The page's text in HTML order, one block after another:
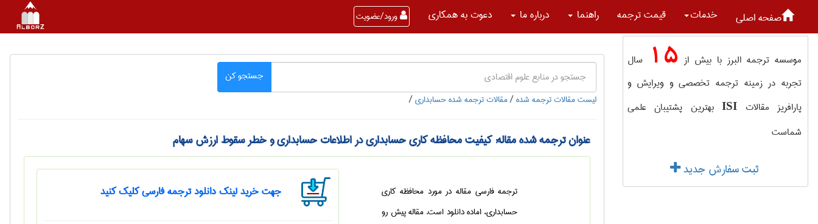
صفحه اصلی خدمات قیمت ترجمه راهنما درباره ما دعوت به همکاری ورود/عضویت
جستجو کن
لیست مقالات ترجمه شده/مقالات ترجمه شده حسابداری/
عنوان ترجمه شده مقاله: کیفیت محافظه کاری حسابداری در اطلاعات حسابداری و خطر سقوط ارزش سهام
ترجمه فارسی مقاله در مورد محافظه کاری
حسابداری، اماده دانلود است. مقاله پیش رو
جهت خرید لینک دانلود ترجمه فارسی کلیک کنید
موسسه ترجمه البرز با بیش از 15 سال
تجربه در زمینه ترجمه تخصصی و ویرایش و
پارافریز مقالات
ISI
بهترین پشتیبان علمی
شماست
ثبت سفارش جدید